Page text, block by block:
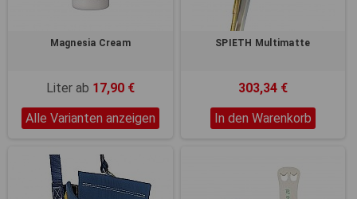
Magnesia Cream
Liter ab 17,90 €
Alle Varianten anzeigen
SPIETH Multimatte
303,34 €
In den Warenkorb